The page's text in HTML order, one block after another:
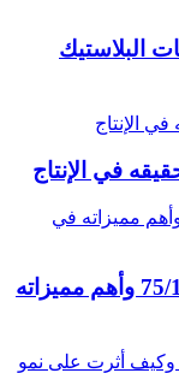
البلاستيك
في الإنتاج
مقارنة بين أفضل أنواع بي في سي 75/100 وأهم مميزاته